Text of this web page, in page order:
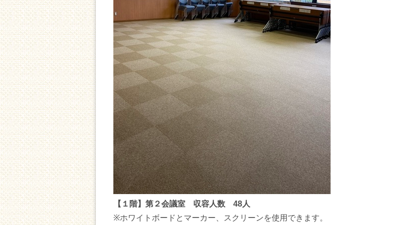
【１階】第２会議室 収容人数 48人
※ホワイトボードとマーカー、スクリーンを使用できます。